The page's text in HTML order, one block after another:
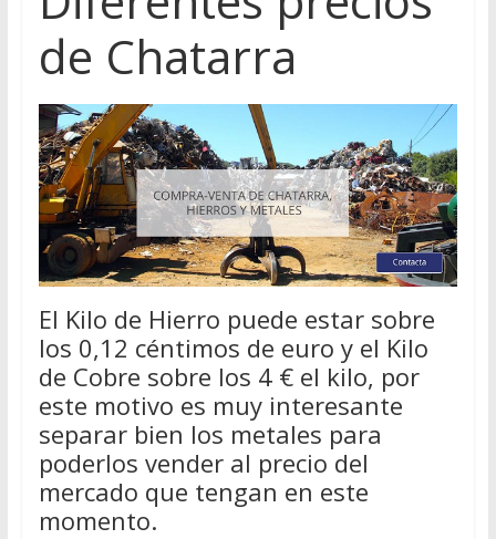
de Chatarra
El Kilo de Hierro puede estar sobre
los 0,12 céntimos de euro y el Kilo
de Cobre sobre los 4 € el kilo, por
este motivo es muy interesante
separar bien los metales para
poderlos vender al precio del
mercado que tengan en este
momento.